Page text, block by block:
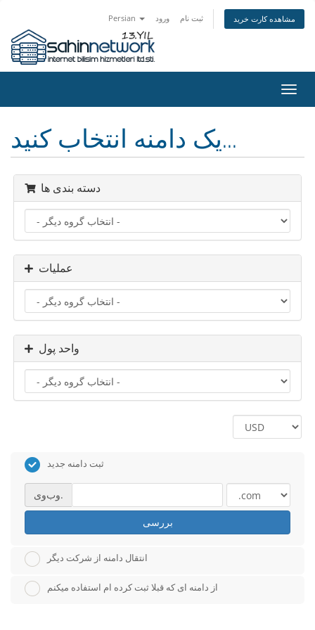
Persian ورود ثبت نام مشاهده کارت خرید
تغییر
یک دامنه انتخاب کنید...
دسته بندی ها
عملیات
واحد پول
ثبت دامنه جدید
وب‌وی.
بررسی
انتقال دامنه از شرکت دیگر
از دامنه ای که قبلا ثبت کرده ام استفاده میکنم